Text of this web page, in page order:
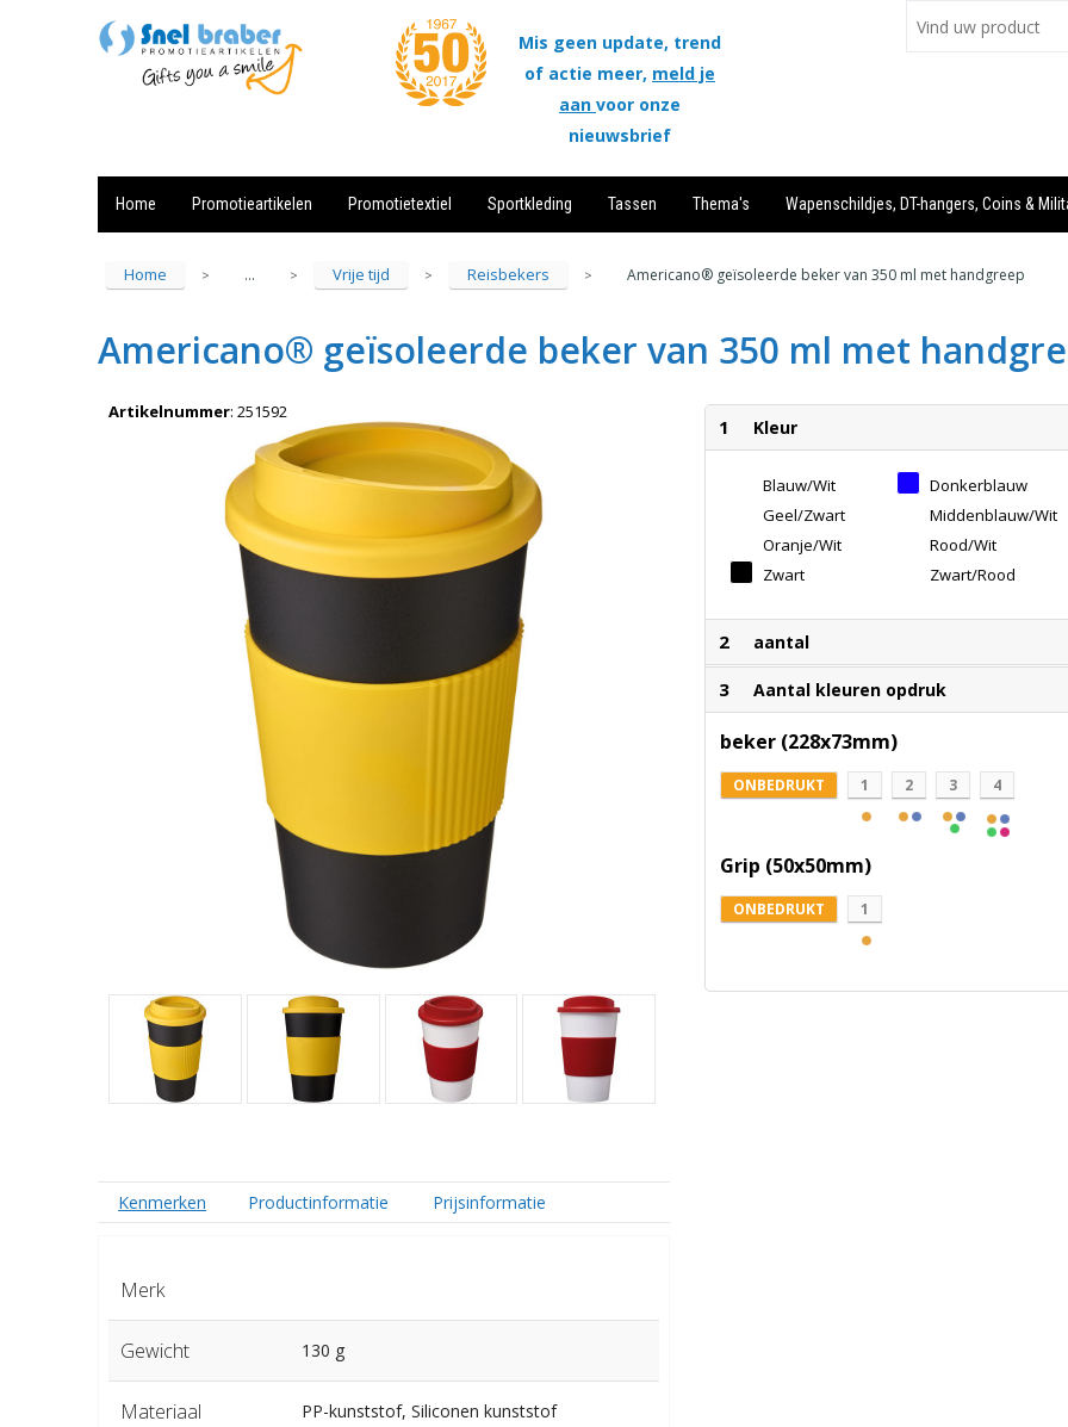
Mis geen update, trend
of actie meer, meld je
aan voor onze
nieuwsbrief
Home Promotieartikelen Promotietextiel Sportkleding Tassen Thema's Wapenschildjes, DT-hangers, Coins &
Home > ... > Vrije tijd > Reisbekers > Americano® geïsoleerde beker van 350 ml met handgreep
Americano® geïsoleerde beker van 350 ml met
Artikelnummer: 251592
1 Kleur
Blauw/Wit
Donkerblauw
Geel/Zwart
Middenblauw/Wit
Oranje/Wit
Rood/Wit
Zwart
Zwart/Rood
2 aantal
3 Aantal kleuren opdruk
beker (228x73mm)
ONBEDRUKT 1 2 3 4
Grip (50x50mm)
ONBEDRUKT 1
Kenmerken Productinformatie Prijsinformatie
Merk
Gewicht 130 g
Materiaal PP-kunststof, Siliconen kunststof